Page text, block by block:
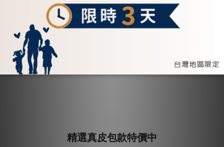
精選真皮包款特價中